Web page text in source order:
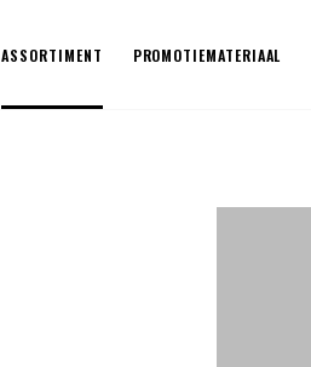
ASSORTIMENT PROMOTIEMATERIAAL